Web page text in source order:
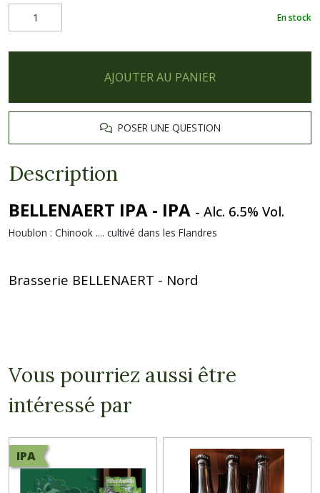
En stock
AJOUTER AU PANIER
POSER UNE QUESTION
Description
BELLENAERT IPA - IPA - Alc. 6.5% Vol.
Houblon : Chinook .... cultivé dans les Flandres
Brasserie BELLENAERT - Nord
Vous pourriez aussi être
intéressé par
IPA